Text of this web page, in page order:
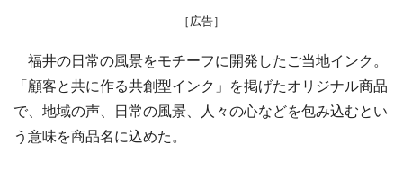
［広告］
福井の日常の風景をモチーフに開発したご当地インク。
「顧客と共に作る共創型インク」を掲げたオリジナル商品
で、地域の声、日常の風景、人々の心などを包み込むとい
う意味を商品名に込めた。